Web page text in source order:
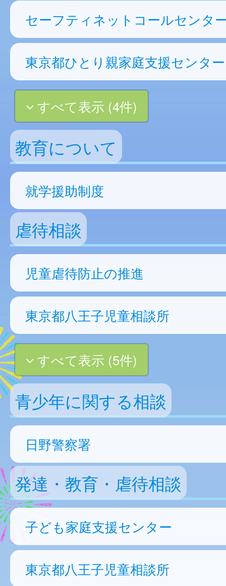
セーフティネットコールセンタ
東京都ひとり親家庭支援センタ
すべて表示 (4件)
教育について
就学援助制度
虐待相談
児童虐待防止の推進
東京都八王子児童相談所
すべて表示 (5件)
青少年に関する相談
日野警察署
発達・教育・虐待相談
子ども家庭支援センター
東京都八王子児童相談所